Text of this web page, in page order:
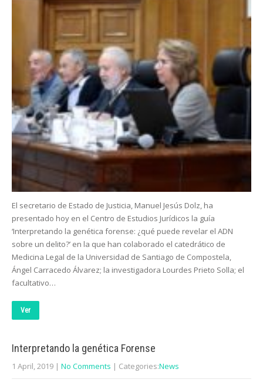
El secretario de Estado de Justicia, Manuel Jesús Dolz, ha
presentado hoy en el Centro de Estudios Jurídicos la guía
‘Interpretando la genética forense: ¿qué puede revelar el ADN
sobre un delito?’ en la que han colaborado el catedrático de
Medicina Legal de la Universidad de Santiago de Compostela,
Ángel Carracedo Álvarez; la investigadora Lourdes Prieto Solla; el
facultativo…
Ver
Interpretando la genética Forense
1 April, 2019 | No Comments | Categories:News